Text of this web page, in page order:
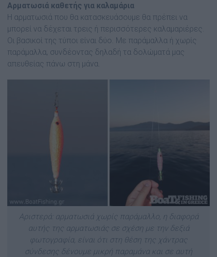
Αρματωσιά καθετής για καλαμάρια
Η αρματωσιά που θα κατασκευάσουμε θα πρέπει να
μπορεί να δέχεται τρεις ή περισσότερες καλαμαριέρες.
Οι βασικοί της τύποι είναι δύο. Με παράμαλλα ή χωρίς
παράμαλλα, συνδέοντας δηλαδή τα δολώματά μας
απευθείας πάνω στη μάνα.
Αριστερά: αρματωσιά χωρίς παράμαλλο, η διαφορά
αυτής της αρματωσιάς σε σχέση με την δεξιά
φωτογραφία, είναι ότι στη θέση της χάντρας
σύνδεσης δένουμε μικρή παραμάνα και σε αυτή